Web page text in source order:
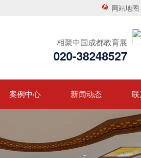
网站地图
相聚中国成都教育展
020-38248527
案例中心 新闻动态